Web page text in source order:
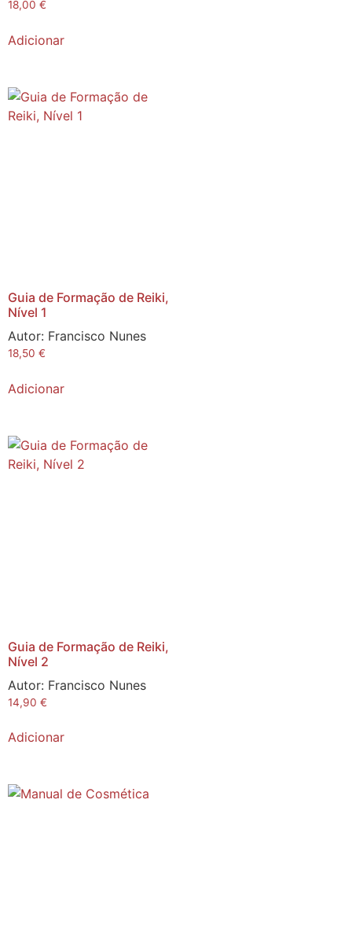
18,00 €
Adicionar
Guia de Formação de Reiki,
Nível 1
Autor: Francisco Nunes
18,50 €
Adicionar
Guia de Formação de Reiki,
Nível 2
Autor: Francisco Nunes
14,90 €
Adicionar